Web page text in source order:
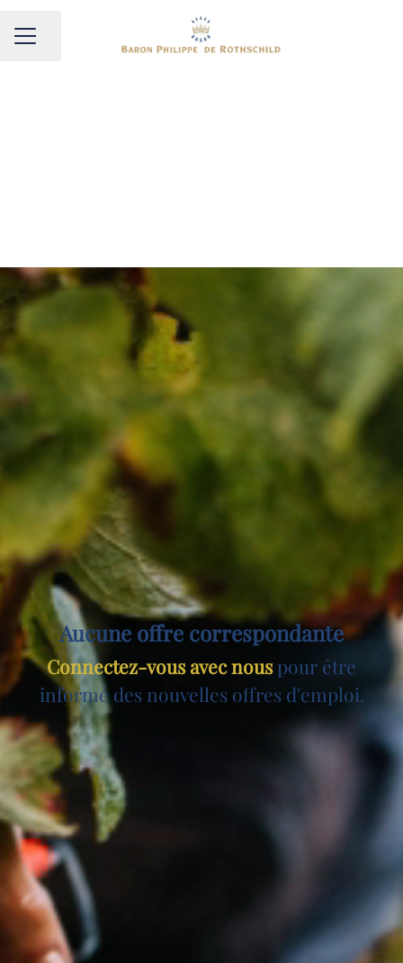
MENU CARRIÈRE
Partager la page
Aucune offre correspondante
Connectez-vous avec nouspour être
informé des nouvelles offres d'emploi.
À propos de Baron
Philippe de Rothschild